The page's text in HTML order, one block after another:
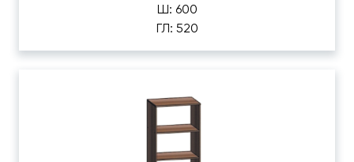
Ш: 600
ГЛ: 520